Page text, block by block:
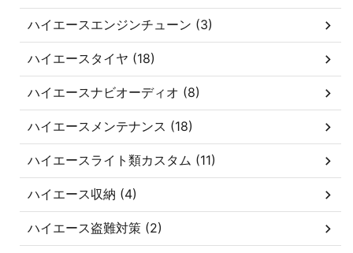
ハイエースエンジンチューン (3)
ハイエースタイヤ (18)
ハイエースナビオーディオ (8)
ハイエースメンテナンス (18)
ハイエースライト類カスタム (11)
ハイエース収納 (4)
ハイエース盗難対策 (2)